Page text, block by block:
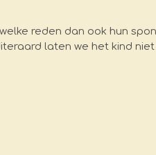
reden dan ook hun
laten we het kind